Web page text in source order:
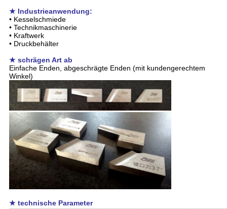
★ Industrieanwendung:
• Kesselschmiede
• Technikmaschinerie
• Kraftwerk
• Druckbehälter
★ schrägen Art ab
Einfache Enden, abgeschrägte Enden (mit kundengerechtem
Winkel)
★ technische Parameter